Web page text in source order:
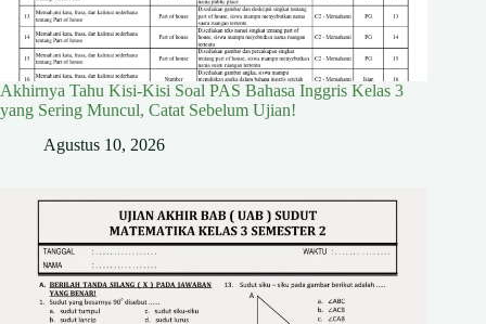
Akhirnya Tahu Kisi-Kisi Soal PAS Bahasa Inggris Kelas 3
yang Sering Muncul, Catat Sebelum Ujian!
Agustus 10, 2026